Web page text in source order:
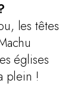
les têtes
églises
plein !